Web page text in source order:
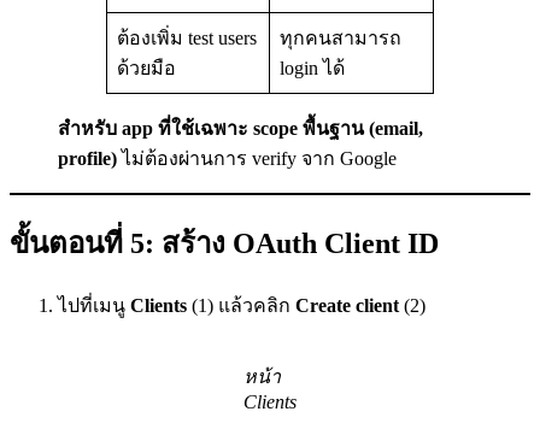
ต้องเพิ่ม test users
ด้วยมือ
ทุกคนสามารถ
login ได้
สำหรับ app ที่ใช้เฉพาะ scope พื้นฐาน (email,
profile)ไม่ต้องผ่านการ verify จาก Google
ขั้นตอนที่ 5: สร้าง OAuth Client ID
ไปที่เมนู Clients (1) แล้วคลิก Create client (2)
หน้า
Clients